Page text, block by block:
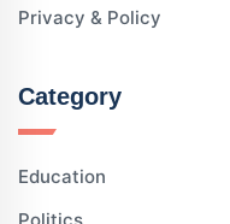
Privacy & Policy
Category
Education